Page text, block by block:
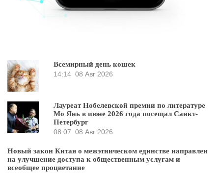
Всемирный день кошек
14:14 08 Авг 2026
Лауреат Нобелевской премии по литературе
Мо Янь в июне 2026 года посещал Санкт-
Петербург
08:07 08 Авг 2026
Новый закон Китая о межэтническом единстве направлен
на улучшение доступа к общественным услугам и
всеобщее процветание